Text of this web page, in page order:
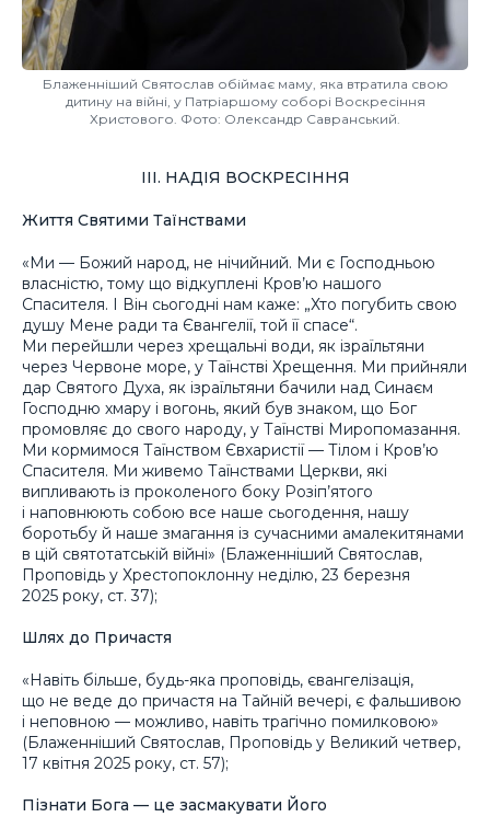
Блаженніший Святослав обіймає маму, яка втратила свою
дитину на війні, у Патріаршому соборі Воскресіння
Христового. Фото: Олександр Савранський.
ІІІ. НАДІЯ ВОСКРЕСІННЯ
Життя Святими Таїнствами
«Ми — Божий народ, не нічийний. Ми є Господньою
власністю, тому що відкуплені Кров’ю нашого
Спасителя. І Він сьогодні нам каже: „Хто погубить свою
душу Мене ради та Євангелії, той її спасе“.
Ми перейшли через хрещальні води, як ізраїльтяни
через Червоне море, у Таїнстві Хрещення. Ми прийняли
дар Святого Духа, як ізраїльтяни бачили над Синаєм
Господню хмару і вогонь, який був знаком, що Бог
промовляє до свого народу, у Таїнстві Миропомазання.
Ми кормимося Таїнством Євхаристії — Тілом і Кров’ю
Спасителя. Ми живемо Таїнствами Церкви, які
випливають із проколеного боку Розіп’ятого
і наповнюють собою все наше сьогодення, нашу
боротьбу й наше змагання із сучасними амалекитянами
в цій святотатській війні» (Блаженніший Святослав,
Проповідь у Хрестопоклонну неділю, 23 березня
2025 року, ст. 37);
Шлях до Причастя
«Навіть більше, будь-яка проповідь, євангелізація,
що не веде до причастя на Тайній вечері, є фальшивою
і неповною — можливо, навіть трагічно помилковою»
(Блаженніший Святослав, Проповідь у Великий четвер,
17 квітня 2025 року, ст. 57);
Пізнати Бога — це засмакувати Його